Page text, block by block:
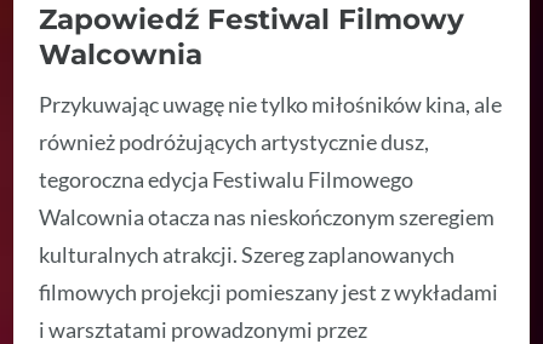
Zapowiedź Festiwal Filmowy
Walcownia
Przykuwając uwagę nie tylko miłośników kina, ale
również podróżujących artystycznie dusz,
tegoroczna edycja Festiwalu Filmowego
Walcownia otacza nas nieskończonym szeregiem
kulturalnych atrakcji. Szereg zaplanowanych
filmowych projekcji pomieszany jest z wykładami
i warsztatami prowadzonymi przez